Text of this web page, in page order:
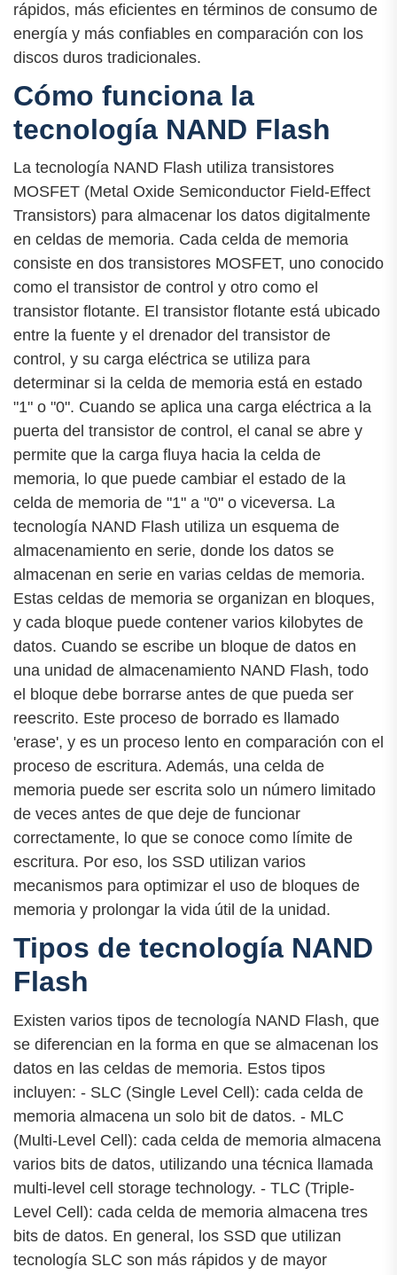
rápidos, más eficientes en términos de consumo de
energía y más confiables en comparación con los
discos duros tradicionales.
Cómo funciona la
tecnología NAND Flash
La tecnología NAND Flash utiliza transistores
MOSFET (Metal Oxide Semiconductor Field-Effect
Transistors) para almacenar los datos digitalmente
en celdas de memoria. Cada celda de memoria
consiste en dos transistores MOSFET, uno conocido
como el transistor de control y otro como el
transistor flotante. El transistor flotante está ubicado
entre la fuente y el drenador del transistor de
control, y su carga eléctrica se utiliza para
determinar si la celda de memoria está en estado
"1" o "0". Cuando se aplica una carga eléctrica a la
puerta del transistor de control, el canal se abre y
permite que la carga fluya hacia la celda de
memoria, lo que puede cambiar el estado de la
celda de memoria de "1" a "0" o viceversa. La
tecnología NAND Flash utiliza un esquema de
almacenamiento en serie, donde los datos se
almacenan en serie en varias celdas de memoria.
Estas celdas de memoria se organizan en bloques,
y cada bloque puede contener varios kilobytes de
datos. Cuando se escribe un bloque de datos en
una unidad de almacenamiento NAND Flash, todo
el bloque debe borrarse antes de que pueda ser
reescrito. Este proceso de borrado es llamado
'erase', y es un proceso lento en comparación con el
proceso de escritura. Además, una celda de
memoria puede ser escrita solo un número limitado
de veces antes de que deje de funcionar
correctamente, lo que se conoce como límite de
escritura. Por eso, los SSD utilizan varios
mecanismos para optimizar el uso de bloques de
memoria y prolongar la vida útil de la unidad.
Tipos de tecnología NAND
Flash
Existen varios tipos de tecnología NAND Flash, que
se diferencian en la forma en que se almacenan los
datos en las celdas de memoria. Estos tipos
incluyen: - SLC (Single Level Cell): cada celda de
memoria almacena un solo bit de datos. - MLC
(Multi-Level Cell): cada celda de memoria almacena
varios bits de datos, utilizando una técnica llamada
multi-level cell storage technology. - TLC (Triple-
Level Cell): cada celda de memoria almacena tres
bits de datos. En general, los SSD que utilizan
tecnología SLC son más rápidos y de mayor